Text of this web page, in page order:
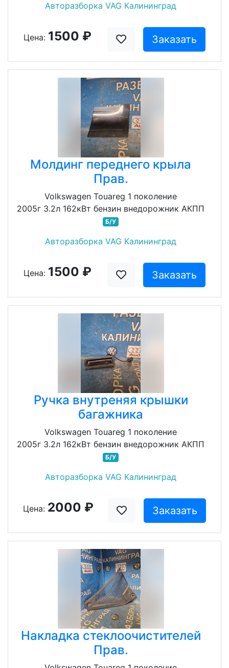
Авторазборка VAG Калининград
Цена: 1500 ₽ Заказать
Молдинг переднего крыла
Прав.
Volkswagen Touareg 1 поколение
2005г 3.2л 162кВт бензин внедорожник АКПП
Б/У
Авторазборка VAG Калининград
Цена: 1500 ₽ Заказать
Ручка внутреняя крышки
багажника
Volkswagen Touareg 1 поколение
2005г 3.2л 162кВт бензин внедорожник АКПП
Б/У
Авторазборка VAG Калининград
Цена: 2000 ₽ Заказать
Накладка стеклоочистителей
Прав.